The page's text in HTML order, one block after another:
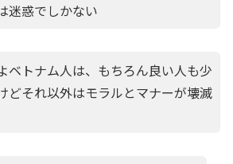
迷惑でしかない
ベトナム人は、もちろん良い人も少
どそれ以外はモラルとマナーが壊滅